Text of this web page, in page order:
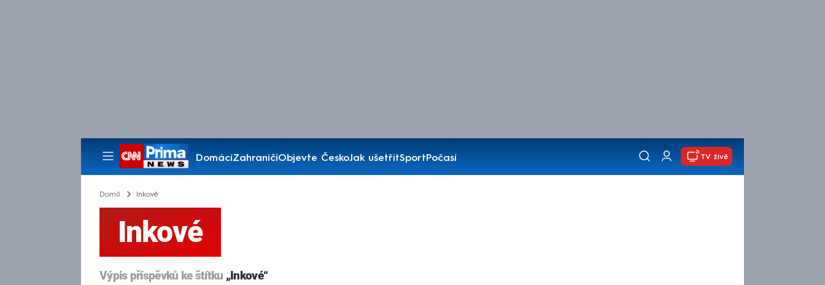
DomácíZahraničíObjevte ČeskoJak ušetřitSportPočasí
Pořady
TV živě
Domů Inkové
Inkové
Výpis příspěvků ke štítku „Inkové“